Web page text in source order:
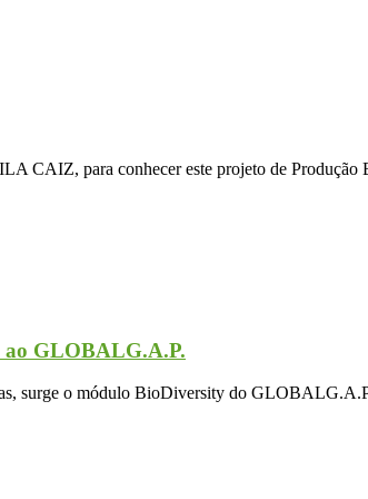
CAIZ, para conhecer este projeto de Produção
ao GLOBALG.A.P.
surge o módulo BioDiversity do